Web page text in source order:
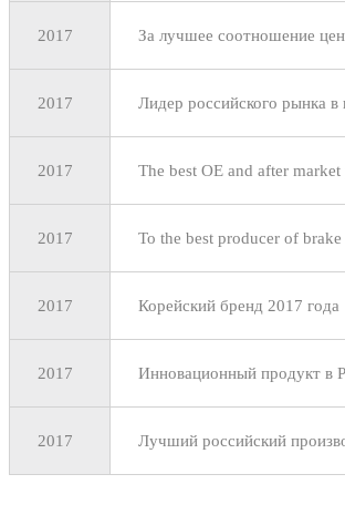
2017 За лучшее соотношение
2017 Лидер российского рынка в
2017 The best OE and after
2017 To the best producer of
2017 Корейский бренд 2017 года
2017 Инновационный продукт в
2017 Лучший российский